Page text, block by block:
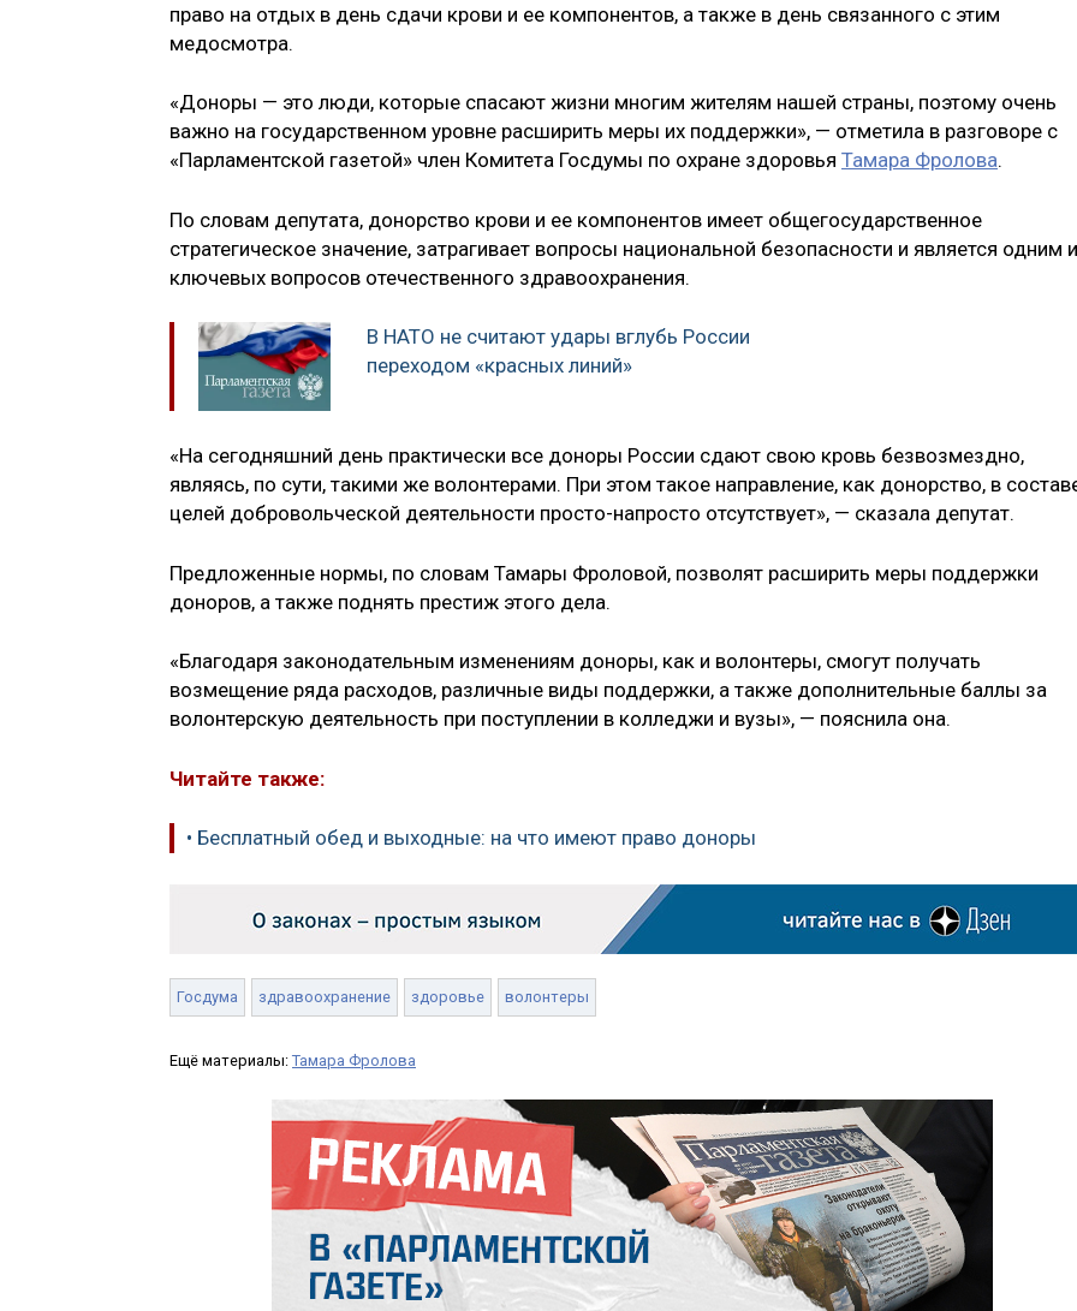
право на отдых в день сдачи крови и ее компонентов, а также в день связанного с этим
медосмотра.
«Доноры — это люди, которые спасают жизни многим жителям нашей страны, поэтому очень
важно на государственном уровне расширить меры их поддержки», — отметила в разговоре с
«Парламентской газетой» член Комитета Госдумы по охране здоровья Тамара Фролова.
По словам депутата, донорство крови и ее компонентов имеет общегосударственное
стратегическое значение, затрагивает вопросы национальной безопасности и является одним
ключевых вопросов отечественного здравоохранения.
В НАТО не считают удары вглубь России
переходом «красных линий»
«На сегодняшний день практически все доноры России сдают свою кровь безвозмездно,
являясь, по сути, такими же волонтерами. При этом такое направление, как донорство, в
целей добровольческой деятельности просто-напросто отсутствует», — сказала депутат.
Предложенные нормы, по словам Тамары Фроловой, позволят расширить меры поддержки
доноров, а также поднять престиж этого дела.
«Благодаря законодательным изменениям доноры, как и волонтеры, смогут получать
возмещение ряда расходов, различные виды поддержки, а также дополнительные баллы за
волонтерскую деятельность при поступлении в колледжи и вузы», — пояснила она.
Читайте также:
• Бесплатный обед и выходные: на что имеют право доноры
Госдума здравоохранение здоровье волонтеры
Ещё материалы: Тамара Фролова